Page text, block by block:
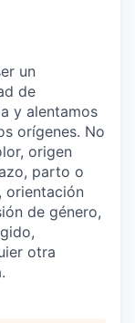
un
de
y alentamos
orígenes. No
origen
parto o
orientación
de género,
otra